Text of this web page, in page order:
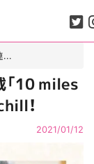
...
「10 miles
！
2021/01/12